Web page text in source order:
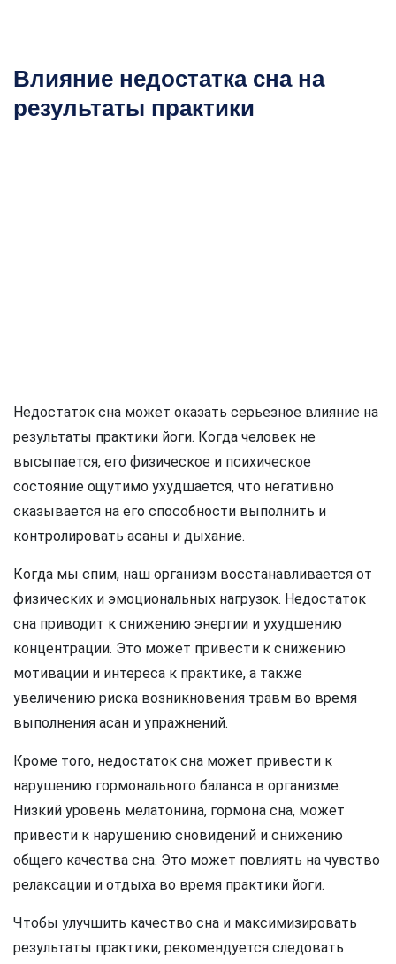
Влияние недостатка сна на
результаты практики
Недостаток сна может оказать серьезное влияние на
результаты практики йоги. Когда человек не
высыпается, его физическое и психическое
состояние ощутимо ухудшается, что негативно
сказывается на его способности выполнить и
контролировать асаны и дыхание.
Когда мы спим, наш организм восстанавливается от
физических и эмоциональных нагрузок. Недостаток
сна приводит к снижению энергии и ухудшению
концентрации. Это может привести к снижению
мотивации и интереса к практике, а также
увеличению риска возникновения травм во время
выполнения асан и упражнений.
Кроме того, недостаток сна может привести к
нарушению гормонального баланса в организме.
Низкий уровень мелатонина, гормона сна, может
привести к нарушению сновидений и снижению
общего качества сна. Это может повлиять на чувство
релаксации и отдыха во время практики йоги.
Чтобы улучшить качество сна и максимизировать
результаты практики, рекомендуется следовать